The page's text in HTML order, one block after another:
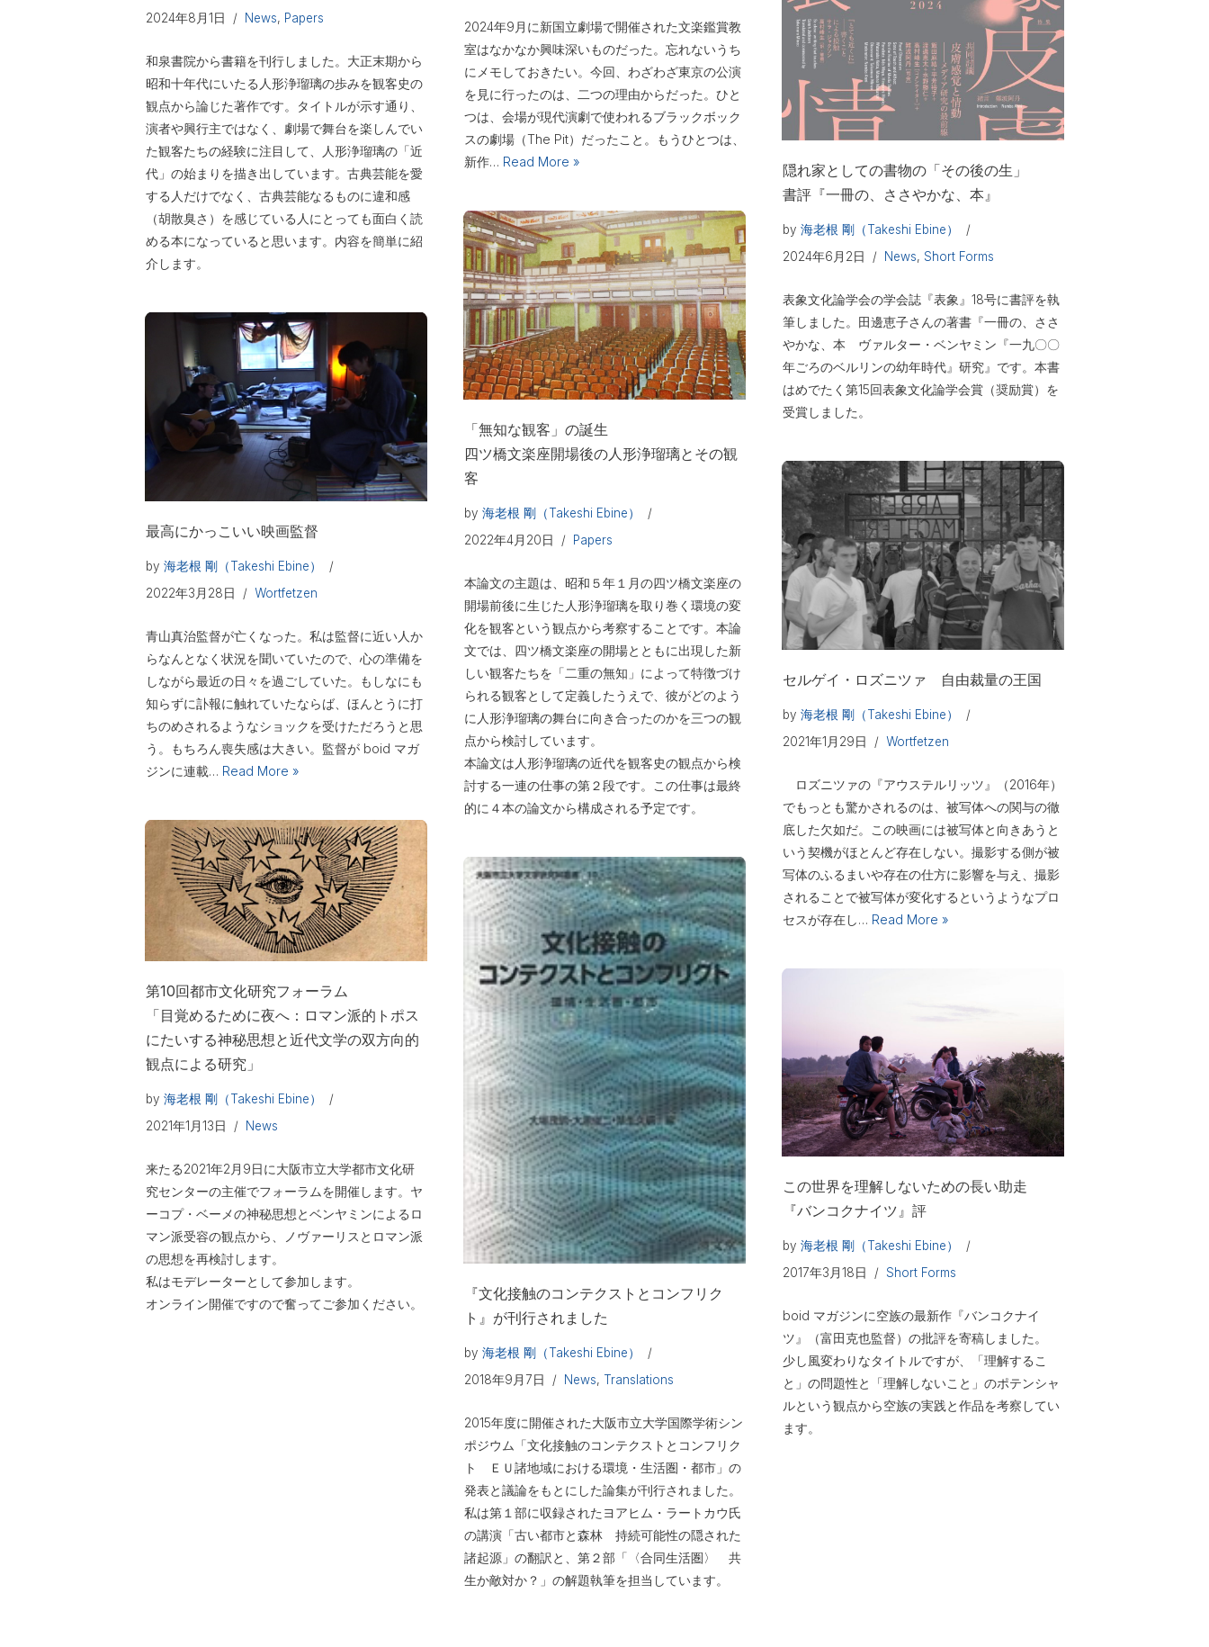
2024年9月に新国立劇場で開催された文楽鑑賞教
室はなかなか興味深いものだった。忘れないうち
にメモしておきたい。今回、わざわざ東京の公演
を見に行ったのは、二つの理由からだった。ひと
つは、会場が現代演劇で使われるブラックボック
スの劇場（The Pit）だったこと。もうひとつは、
新作… Read More »
2024年8月1日
News, Papers
和泉書院から書籍を刊行しました。大正末期から
昭和十年代にいたる人形浄瑠璃の歩みを観客史の
観点から論じた著作です。タイトルが示す通り、
演者や興行主ではなく、劇場で舞台を楽しんでい
た観客たちの経験に注目して、人形浄瑠璃の「近
代」の始まりを描き出しています。古典芸能を愛
する人だけでなく、古典芸能なるものに違和感
（胡散臭さ）を感じている人にとっても面白く読
める本になっていると思います。内容を簡単に紹
介します。
隠れ家としての書物の「その後の生」
書評『一冊の、ささやかな、本』
by海老根 剛（Takeshi Ebine）
2024年6月2日
News, Short Forms
表象文化論学会の学会誌『表象』18号に書評を執
筆しました。田邊恵子さんの著書『一冊の、ささ
やかな、本 ヴァルター・ベンヤミン『一九〇〇
年ごろのベルリンの幼年時代』研究』です。本書
はめでたく第15回表象文化論学会賞（奨励賞）を
受賞しました。
「無知な観客」の誕生
四ツ橋文楽座開場後の人形浄瑠璃とその観
客
by 海老根 剛（Takeshi Ebine）
2022年4月20日
Papers
本論文の主題は、昭和５年１月の四ツ橋文楽座の
開場前後に生じた人形浄瑠璃を取り巻く環境の変
化を観客という観点から考察することです。本論
文では、四ツ橋文楽座の開場とともに出現した新
しい観客たちを「二重の無知」によって特徴づけ
られる観客として定義したうえで、彼がどのよう
に人形浄瑠璃の舞台に向き合ったのかを三つの観
点から検討しています。
本論文は人形浄瑠璃の近代を観客史の観点から検
討する一連の仕事の第２段です。この仕事は最終
的に４本の論文から構成される予定です。
最高にかっこいい映画監督
by 海老根 剛（Takeshi Ebine）
2022年3月28日
Wortfetzen
青山真治監督が亡くなった。私は監督に近い人か
らなんとなく状況を聞いていたので、心の準備を
しながら最近の日々を過ごしていた。もしなにも
知らずに訃報に触れていたならば、ほんとうに打
ちのめされるようなショックを受けただろうと思
う。もちろん喪失感は大きい。監督が boid マガ
ジンに連載… Read More »
セルゲイ・ロズニツァ 自由裁量の王国
by海老根 剛（Takeshi Ebine）
2021年1月29日
Wortfetzen
ロズニツァの『アウステルリッツ』（2016年）
でもっとも驚かされるのは、被写体への関与の徹
底した欠如だ。この映画には被写体と向きあうと
いう契機がほとんど存在しない。撮影する側が被
写体のふるまいや存在の仕方に影響を与え、撮影
されることで被写体が変化するというようなプロ
セスが存在し… Read More »
第10回都市文化研究フォーラム
「目覚めるために夜へ：ロマン派的トポス
にたいする神秘思想と近代文学の双方向的
観点による研究」
by 海老根 剛（Takeshi Ebine）
2021年1月13日
News
来たる2021年2月9日に大阪市立大学都市文化研
究センターの主催でフォーラムを開催します。ヤ
ーコプ・ベーメの神秘思想とベンヤミンによるロ
マン派受容の観点から、ノヴァーリスとロマン派
の思想を再検討します。
私はモデレーターとして参加します。
オンライン開催ですので奮ってご参加ください。
『文化接触のコンテクストとコンフリク
ト』が刊行されました
by 海老根 剛（Takeshi Ebine）
2018年9月7日
News, Translations
2015年度に開催された大阪市立大学国際学術シン
ポジウム「文化接触のコンテクストとコンフリク
ト ＥＵ諸地域における環境・生活圏・都市」の
発表と議論をもとにした論集が刊行されました。
私は第１部に収録されたヨアヒム・ラートカウ氏
の講演「古い都市と森林 持続可能性の隠された
諸起源」の翻訳と、第２部「〈合同生活圏〉 共
生か敵対か？」の解題執筆を担当しています。
この世界を理解しないための長い助走
『バンコクナイツ』評
by海老根 剛（Takeshi Ebine）
2017年3月18日
Short Forms
boid マガジンに空族の最新作『バンコクナイ
ツ』（富田克也監督）の批評を寄稿しました。
少し風変わりなタイトルですが、「理解するこ
と」の問題性と「理解しないこと」のポテンシャ
ルという観点から空族の実践と作品を考察してい
ます。